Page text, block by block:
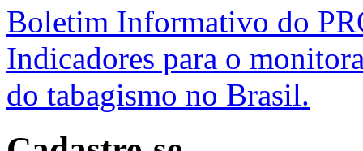
Boletim Informativo do
Indicadores para o
do tabagismo no Brasil.